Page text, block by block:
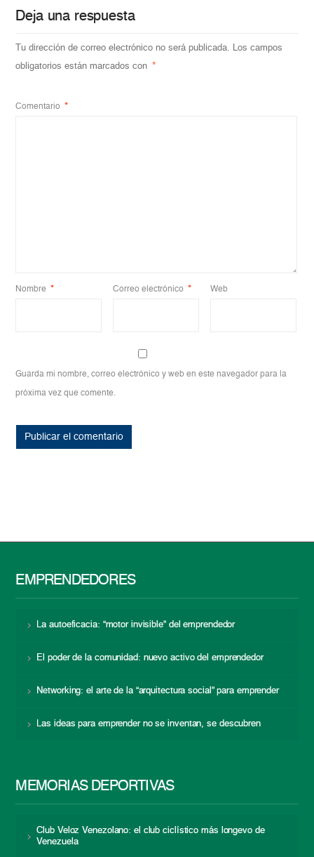
Deja una respuesta
Tu dirección de correo electrónico no será publicada. Los campos
obligatorios están marcados con
*
Comentario *
Nombre * Correo electrónico * Web
Guarda mi nombre, correo electrónico y web en este navegador para la
próxima vez que comente.
EMPRENDEDORES
La autoeficacia: “motor invisible” del emprendedor
El poder de la comunidad: nuevo activo del emprendedor
Networking: el arte de la “arquitectura social” para emprender
Las ideas para emprender no se inventan, se descubren
MEMORIAS DEPORTIVAS
Club Veloz Venezolano: el club ciclístico más longevo de
Venezuela